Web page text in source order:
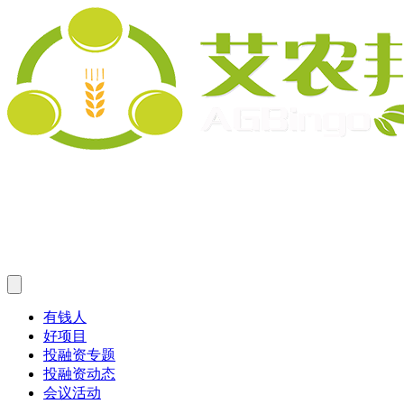
有钱人
好项目
投融资专题
投融资动态
会议活动